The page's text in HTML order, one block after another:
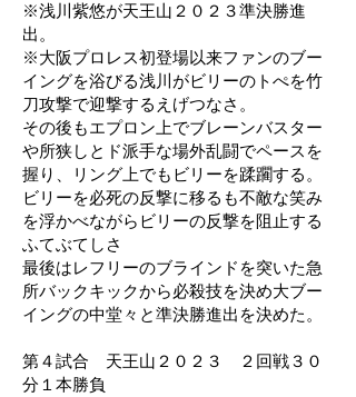
※浅川紫悠が天王山２０２３準決勝進
出。
※大阪プロレス初登場以来ファンのブー
イングを浴びる浅川がビリーのトぺを竹
刀攻撃で迎撃するえげつなさ。
その後もエプロン上でブレーンバスター
や所狭しとド派手な場外乱闘でペースを
握り、リング上でもビリーを蹂躙する。
ビリーを必死の反撃に移るも不敵な笑み
を浮かべながらビリーの反撃を阻止する
ふてぶてしさ
最後はレフリーのブラインドを突いた急
所バックキックから必殺技を決め大ブー
イングの中堂々と準決勝進出を決めた。
第４試合 天王山２０２３ ２回戦３０
分１本勝負